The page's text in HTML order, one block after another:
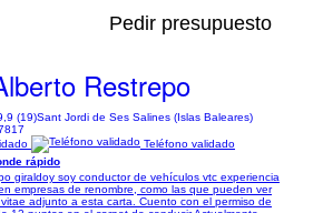
Pedir presupuesto
Restrepo
(19)Sant Jordi de Ses Salines (Islas Baleares)
Teléfono validado
rápido
giraldoy soy conductor de vehículos vtc experiencia
empresas de renombre, como las que pueden ver
adjunto a esta carta. Cuento con el permiso de